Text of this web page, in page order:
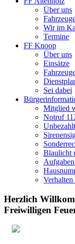
Über uns
Wir im
Termine
FF Knoop
Über uns
Einsätze
Sei dabei
Mitglied
Notruf
Blaulicht
Herzlich
Freiwilligen